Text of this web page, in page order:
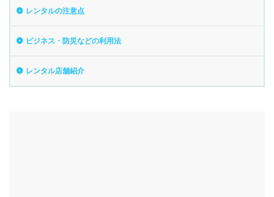
レンタルの注意点
ビジネス・防災などの利用法
レンタル店舗紹介